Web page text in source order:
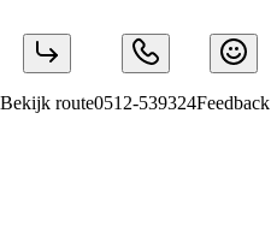
Bekijk route0512-539324Feedback